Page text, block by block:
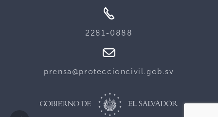
2281-0888
prensa@proteccioncivil.gob.sv